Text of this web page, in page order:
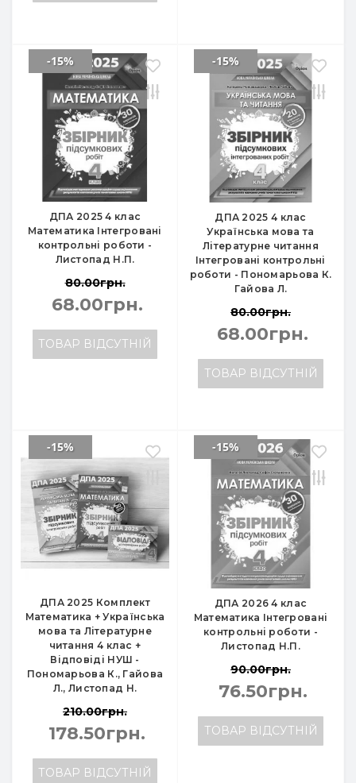
ДПА 2025 4 клас
Математика Інтегровані
контрольні роботи -
Листопад Н.П.
-15%
80.00грн.
68.00грн.
ТОВАР ВІДСУТНІЙ
ДПА 2025 4 клас
Українська мова та
Літературне читання
Інтегровані контрольні
роботи - Пономарьова К.
Гайова Л.
-15%
80.00грн.
68.00грн.
ТОВАР ВІДСУТНІЙ
ДПА 2025 Комплект
Математика + Українська
мова та Літературне
читання 4 клас +
Відповіді НУШ -
Пономарьова К., Гайова
Л., Листопад Н.
-15%
210.00грн.
178.50грн.
ТОВАР ВІДСУТНІЙ
ДПА 2026 4 клас
Математика Інтегровані
контрольні роботи -
Листопад Н.П.
-15%
90.00грн.
76.50грн.
ТОВАР ВІДСУТНІЙ